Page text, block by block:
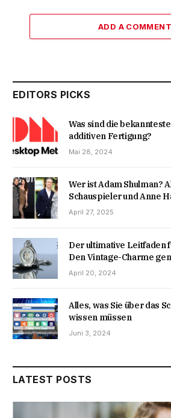
ADD A COMMENT
EDITORS PICKS
Was sind die
additiven Fertigung?
Mai 28, 2024
Wer ist Adam Shulman?
Schauspieler und Anne
April 27, 2025
Der ultimative Leitfaden
Den Vintage-Charme
April 20, 2024
Alles, was Sie über das
wissen müssen
Juni 3, 2024
LATEST POSTS